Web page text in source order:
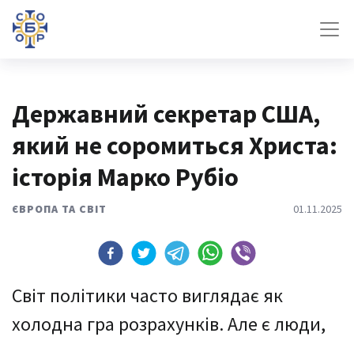
Державний секретар США,
який не соромиться Христа:
історія Марко Рубіо
ЄВРОПА ТА СВІТ 01.11.2025
Світ політики часто виглядає як
холодна гра розрахунків. Але є люди,